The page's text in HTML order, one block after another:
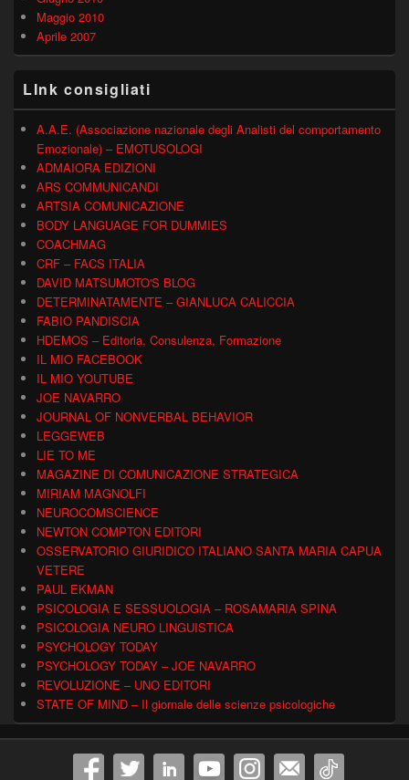
Maggio 2010
Aprile 2007
LInk consigliati
A.A.E. (Associazione nazionale degli Analisti del comportamento
Emozionale) – EMOTUSOLOGI
ADMAIORA EDIZIONI
ARS COMMUNICANDI
ARTSIA COMUNICAZIONE
BODY LANGUAGE FOR DUMMIES
COACHMAG
CRF – FACS ITALIA
DAVID MATSUMOTO'S BLOG
DETERMINATAMENTE – GIANLUCA CALICCIA
FABIO PANDISCIA
HDEMOS – Editoria, Consulenza, Formazione
IL MIO FACEBOOK
IL MIO YOUTUBE
JOE NAVARRO
JOURNAL OF NONVERBAL BEHAVIOR
LEGGEWEB
LIE TO ME
MAGAZINE DI COMUNICAZIONE STRATEGICA
MIRIAM MAGNOLFI
NEUROCOMSCIENCE
NEWTON COMPTON EDITORI
OSSERVATORIO GIURIDICO ITALIANO SANTA MARIA CAPUA
VETERE
PAUL EKMAN
PSICOLOGIA E SESSUOLOGIA – ROSAMARIA SPINA
PSICOLOGIA NEURO LINGUISTICA
PSYCHOLOGY TODAY
PSYCHOLOGY TODAY – JOE NAVARRO
REVOLUZIONE – UNO EDITORI
STATE OF MIND – Il giornale delle scienze psicologiche